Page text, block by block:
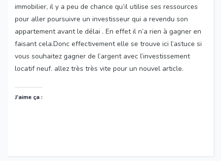
immobilier, il y a peu de chance qu’il utilise ses ressources
pour aller poursuivre un investisseur qui a revendu son
appartement avant le délai . En effet il n’a rien à gagner en
faisant cela.Donc effectivement elle se trouve ici l’astuce si
vous souhaitez gagner de l’argent avec l’investissement
locatif neuf. allez très très vite pour un nouvel article.
J’aime ça :